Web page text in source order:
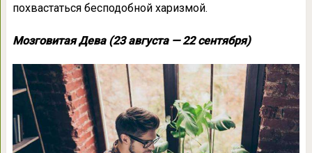
похвастаться бесподобной харизмой.
Мозговитая Дева (23 августа — 22 сентября)